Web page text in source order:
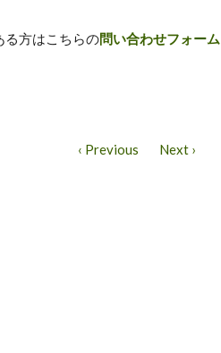
る方はこちらの問い合わせフォーム
‹ Previous Next ›